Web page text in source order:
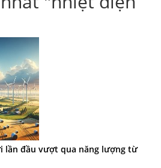
lần đầu vượt qua năng lượng từ